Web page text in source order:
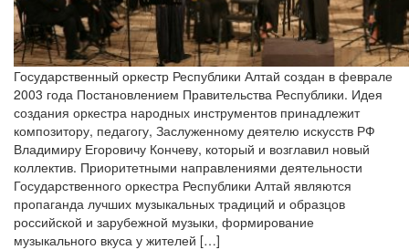
Государственный оркестр Республики Алтай создан в феврале
2003 года Постановлением Правительства Республики. Идея
создания оркестра народных инструментов принадлежит
композитору, педагогу, Заслуженному деятелю искусств РФ
Владимиру Егоровичу Кончеву, который и возглавил новый
коллектив. Приоритетными направлениями деятельности
Государственного оркестра Республики Алтай являются
пропаганда лучших музыкальных традиций и образцов
российской и зарубежной музыки, формирование
музыкального вкуса у жителей […]